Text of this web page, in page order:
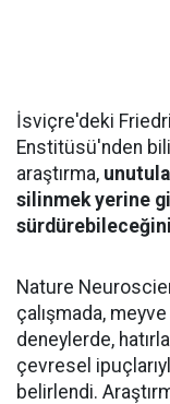
İsviçre'deki
Enstitüsü'nden
araştırma,
silinmek yerine
Nature
çalışmada,
deneylerde,
çevresel
belirlendi.